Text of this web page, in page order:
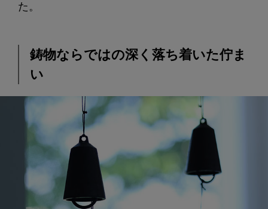
た。
鋳物ならではの深く落ち着いた佇ま
い